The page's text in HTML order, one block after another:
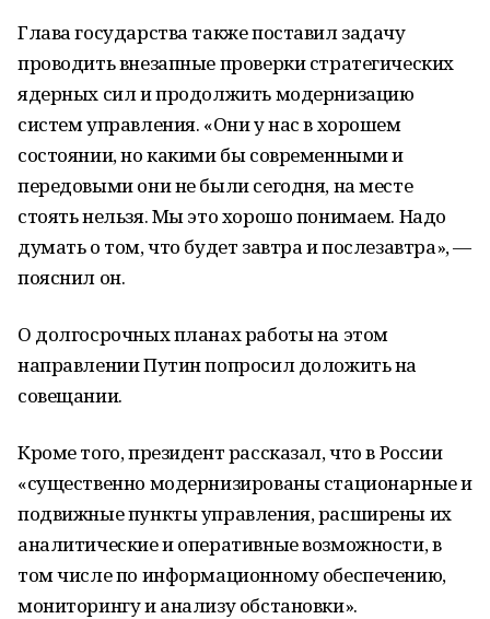
Глава государства также поставил задачу
проводить внезапные проверки стратегических
ядерных сил и продолжить модернизацию
систем управления. «Они у нас в хорошем
состоянии, но какими бы современными и
передовыми они не были сегодня, на месте
стоять нельзя. Мы это хорошо понимаем. Надо
думать о том, что будет завтра и послезавтра», —
пояснил он.
О долгосрочных планах работы на этом
направлении Путин попросил доложить на
совещании.
Кроме того, президент рассказал, что в России
«существенно модернизированы стационарные и
подвижные пункты управления, расширены их
аналитические и оперативные возможности, в
том числе по информационному обеспечению,
мониторингу и анализу обстановки».